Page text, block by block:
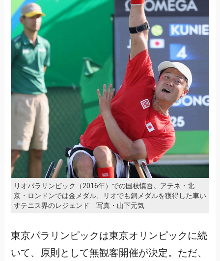
リオパラリンピック（2016年）での国枝慎吾。アテネ・北
京・ロンドンでは金メダル、リオでも銅メダルを獲得した車い
すテニス界のレジェンド 写真・山下元気
東京パラリンピックは東京オリンピックに続
いて、原則として無観客開催が決定。ただ、